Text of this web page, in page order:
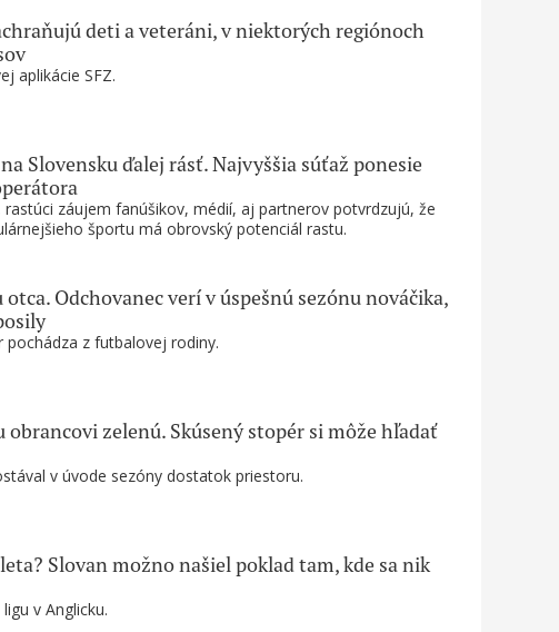
aplikácie SFZ.
deti a veteráni, v niektorých regiónoch
rastúci záujem fanúšikov, médií, aj partnerov potvrdzujú, že
športu má obrovský potenciál rastu.
Slovensku ďalej rásť. Najvyššia súťaž ponesie
z futbalovej rodiny.
Odchovanec verí v úspešnú sezónu nováčika,
v úvode sezóny dostatok priestoru.
obrancovi zelenú. Skúsený stopér si môže hľadať
v Anglicku.
Slovan možno našiel poklad tam, kde sa nik